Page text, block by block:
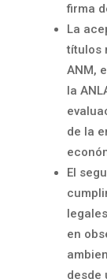
firma
La
títulos
ANM,
la
de la
El
en
desde